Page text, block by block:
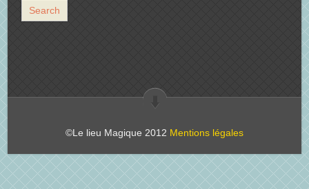
©Le lieu Magique 2012 Mentions légales